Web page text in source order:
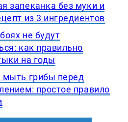
запеканка без муки и
из 3 ингредиентов
не будут
как правильно
на годы
мыть грибы перед
простое правило